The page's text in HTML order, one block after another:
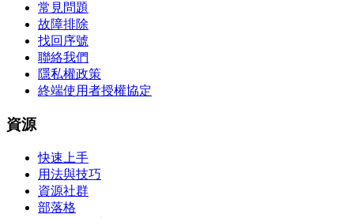
常見問題
故障排除
找回序號
聯絡我們
隱私權政策
終端使用者授權協定
資源
快速上手
用法與技巧
資源社群
部落格